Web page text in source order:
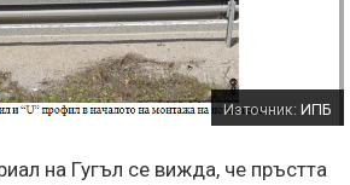
Източник: ИПБ
на Гугъл се вижда, че пръстта